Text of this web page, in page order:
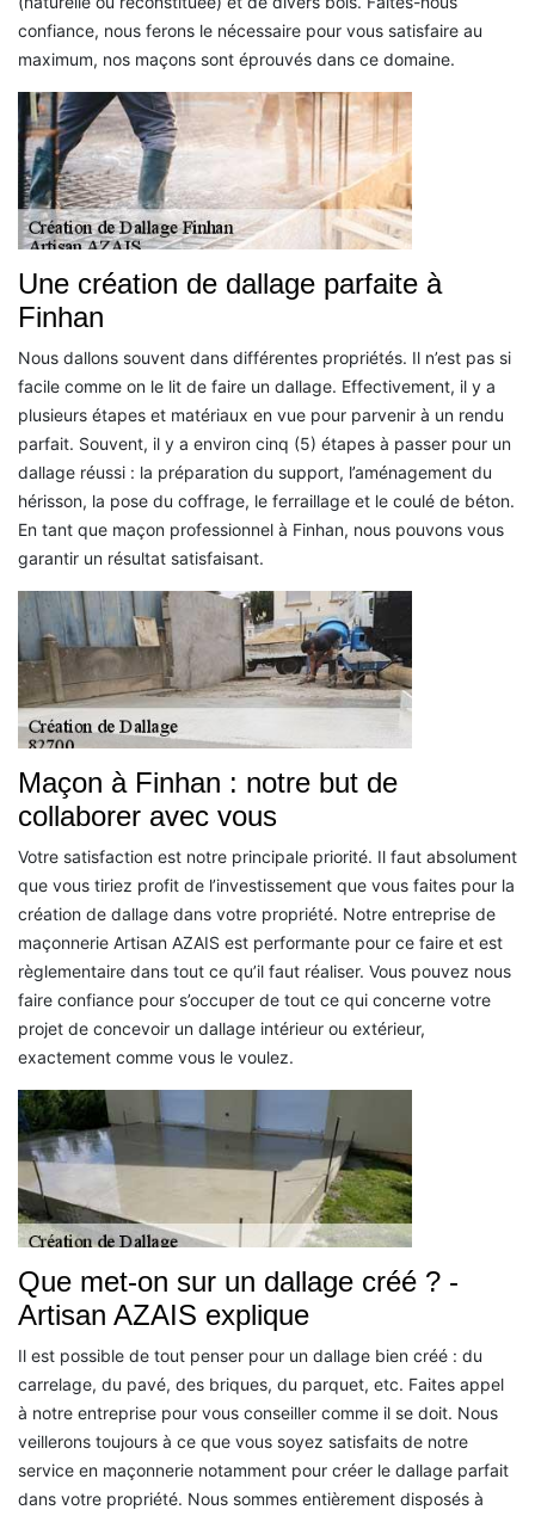
confiance, nous ferons le nécessaire pour vous satisfaire au
maximum, nos maçons sont éprouvés dans ce domaine.
Une création de dallage parfaite à
Finhan
Nous dallons souvent dans différentes propriétés. Il n’est pas si
facile comme on le lit de faire un dallage. Effectivement, il y a
plusieurs étapes et matériaux en vue pour parvenir à un rendu
parfait. Souvent, il y a environ cinq (5) étapes à passer pour un
dallage réussi : la préparation du support, l’aménagement du
hérisson, la pose du coffrage, le ferraillage et le coulé de béton.
En tant que maçon professionnel à Finhan, nous pouvons vous
garantir un résultat satisfaisant.
Maçon à Finhan : notre but de
collaborer avec vous
Votre satisfaction est notre principale priorité. Il faut absolument
que vous tiriez profit de l’investissement que vous faites pour la
création de dallage dans votre propriété. Notre entreprise de
maçonnerie Artisan AZAIS est performante pour ce faire et est
règlementaire dans tout ce qu’il faut réaliser. Vous pouvez nous
faire confiance pour s’occuper de tout ce qui concerne votre
projet de concevoir un dallage intérieur ou extérieur,
exactement comme vous le voulez.
Que met-on sur un dallage créé ? -
Artisan AZAIS explique
Il est possible de tout penser pour un dallage bien créé : du
carrelage, du pavé, des briques, du parquet, etc. Faites appel
à notre entreprise pour vous conseiller comme il se doit. Nous
veillerons toujours à ce que vous soyez satisfaits de notre
service en maçonnerie notamment pour créer le dallage parfait
dans votre propriété. Nous sommes entièrement disposés à